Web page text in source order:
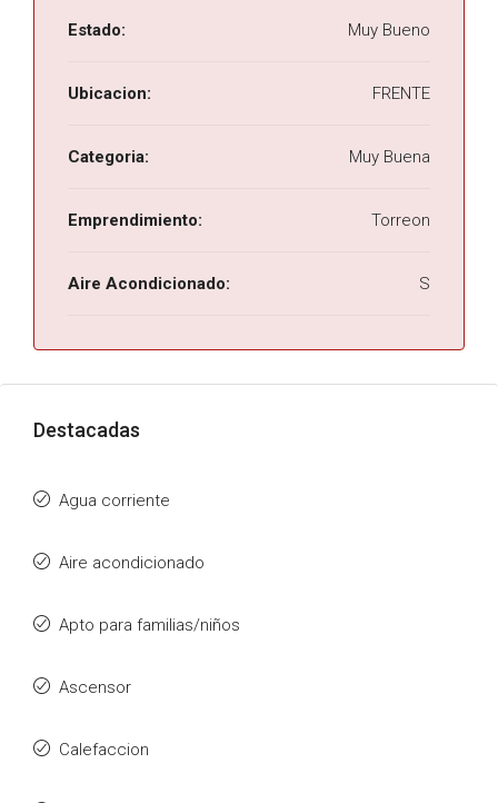
Estado: Muy Bueno
Ubicacion: FRENTE
Categoria: Muy Buena
Emprendimiento: Torreon
Aire Acondicionado: S
Destacadas
Agua corriente
Aire acondicionado
Apto para familias/niños
Ascensor
Calefaccion